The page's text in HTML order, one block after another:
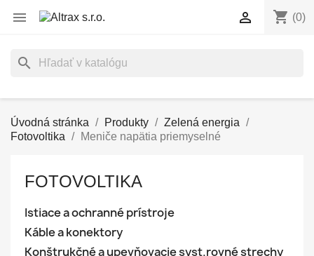
 shopping_cart (0)

search
Úvodná stránka Produkty
Zelená energia
Fotovoltika
Meniče napätia priemyselné
FOTOVOLTIKA
Istiace a ochranné prístroje
Káble a konektory
Konštrukčné a upevňovacie syst.rovné strechy